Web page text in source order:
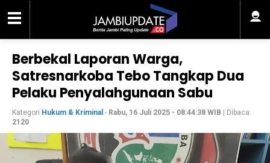
Berbekal Laporan Warga,
Satresnarkoba Tebo Tangkap Dua
Pelaku Penyalahgunaan Sabu
Kategori Hukum & Kriminal - Rabu, 16 Juli 2025 - 08:44:38 WIB | Dibaca:
2120